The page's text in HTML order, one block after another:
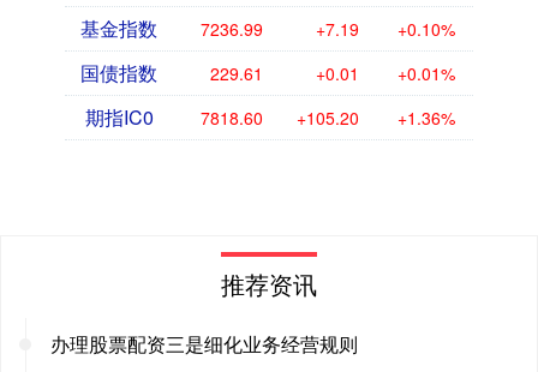
基金指数 7236.99 +7.19 +0.10%
国债指数 229.61 +0.01 +0.01%
期指IC0 7818.60 +105.20 +1.36%
推荐资讯
办理股票配资三是细化业务经营规则